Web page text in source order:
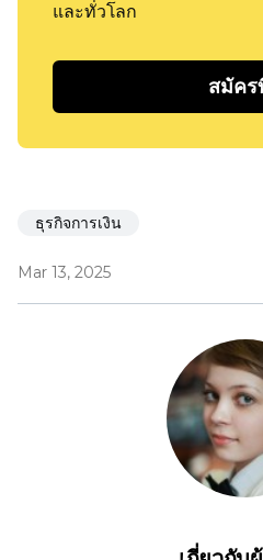
และทั่วโลก
สมัคร
ธุรกิจการเงิน
Mar 13, 2025